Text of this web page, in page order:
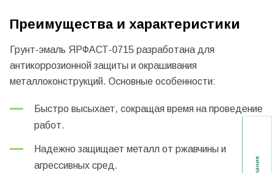
Преимущества и характеристики
Грунт-эмаль ЯРФАСТ-0715 разработана для
антикоррозионной защиты и окрашивания
металлоконструкций. Основные особенности:
Быстро высыхает, сокращая время на проведение
работ.
Надежно защищает металл от ржавчины и
агрессивных сред.